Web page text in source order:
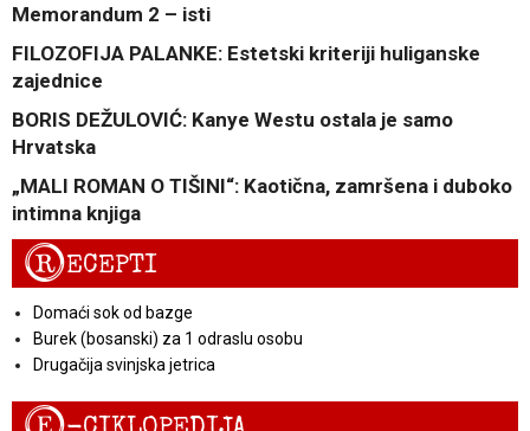
Memorandum 2 – isti
FILOZOFIJA PALANKE: Estetski kriteriji huliganske
zajednice
BORIS DEŽULOVIĆ: Kanye Westu ostala je samo
Hrvatska
„MALI ROMAN O TIŠINI“: Kaotična, zamršena i duboko
intimna knjiga
RECEPTI
Domaći sok od bazge
Burek (bosanski) za 1 odraslu osobu
Drugačija svinjska jetrica